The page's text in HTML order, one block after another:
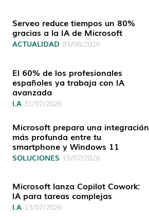
Serveo reduce tiempos un 80%
gracias a la IA de Microsoft
ACTUALIDAD 03/08/2026
El 60% de los profesionales
españoles ya trabaja con IA
avanzada
I.A 31/07/2026
Microsoft prepara una integración
más profunda entre tu
smartphone y Windows 11
SOLUCIONES 15/07/2026
Microsoft lanza Copilot Cowork:
IA para tareas complejas
I.A 13/07/2026